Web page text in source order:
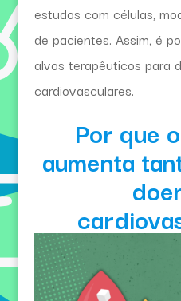
estudos com células,
de pacientes. Assim, é
alvos terapêuticos para
cardiovasculares.
Por que
aumenta